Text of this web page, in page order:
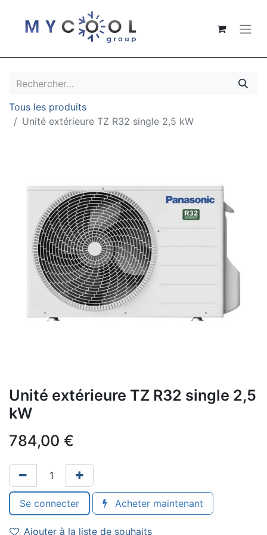
Tous les produits
Unité extérieure TZ R32 single 2,5 kW
Unité extérieure TZ R32 single 2,5
kW
784,00 €
Se connecter Acheter maintenant
Ajouter à la liste de souhaits